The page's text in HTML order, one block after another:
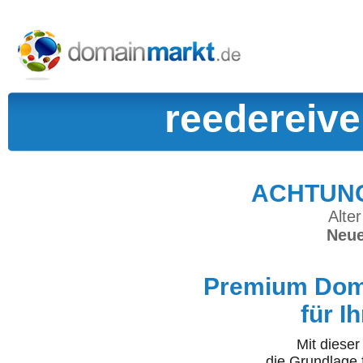
Premium
für
Mit